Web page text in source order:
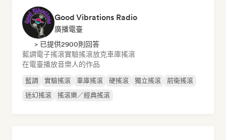
Good Vibrations Radio
廣播電臺
> 已提供2900則回答
藍調電子搖滾實驗搖滾放克車庫搖滾
在電臺播放音樂人的作品
藍調 實驗搖滾 車庫搖滾 硬搖滾 獨立搖滾
前衛搖滾
迷幻搖滾
搖滾樂／經典搖滾